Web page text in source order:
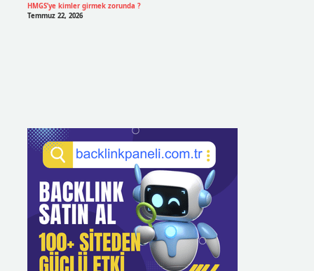
HMGS’ye kimler girmek zorunda ?
Temmuz 22, 2026